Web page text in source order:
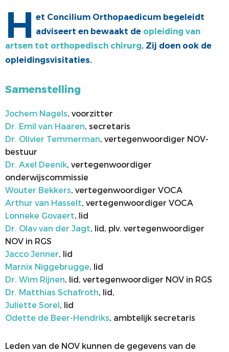
ALV
PRIJZEN EN LEZINGEN
STATUTEN EN REGLEMENTEN
VACATUREBANK
PERSCONTACT
PATIËNTENVOORLICHTING
GEDRAGSREGELS
H et Concilium Orthopaedicum begeleidt
adviseert en bewaakt de opleiding van
artsen tot orthopedisch chirurg. Zij doen ook de
opleidingsvisitaties.
Samenstelling
Jochem Nagels, voorzitter
Dr. Emil van Haaren, secretaris
Dr. Olivier Temmerman, vertegenwoordiger NOV-
bestuur
Dr. Axel Deenik, vertegenwoordiger
onderwijscommissie
Wouter Bekkers, vertegenwoordiger VOCA
Arthur van Hasselt, vertegenwoordiger VOCA
Lonneke Govaert, lid
Dr. Olav van der Jagt, lid, plv. vertegenwoordiger
NOV in RGS
Jacco Jenner, lid
Marnix Niggebrugge, lid
Dr. Wim Rijnen, lid, vertegenwoordiger NOV in RGS
Dr. Matthias Schafroth, lid,
Juliette Sorel, lid
Odette de Beer-Hendriks, ambtelijk secretaris
Leden van de NOV kunnen de gegevens van de